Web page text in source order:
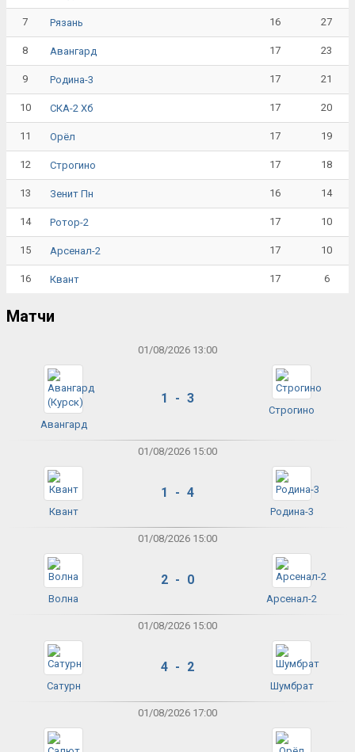
7 Рязань 16 27
8 Авангард 17 23
9 Родина-3 17 21
10 СКА-2 Хб 17 20
11 Орёл 17 19
12 Строгино 17 18
13 Зенит Пн 16 14
14 Ротор-2 17 10
15 Арсенал-2 17 10
16 Квант 17 6
Матчи
01/08/2026 13:00
Авангард
1 - 3
Строгино
01/08/2026 15:00
Квант
1 - 4
Родина-3
01/08/2026 15:00
Волна
2 - 0
Арсенал-2
01/08/2026 15:00
Сатурн
4 - 2
Шумбрат
01/08/2026 17:00